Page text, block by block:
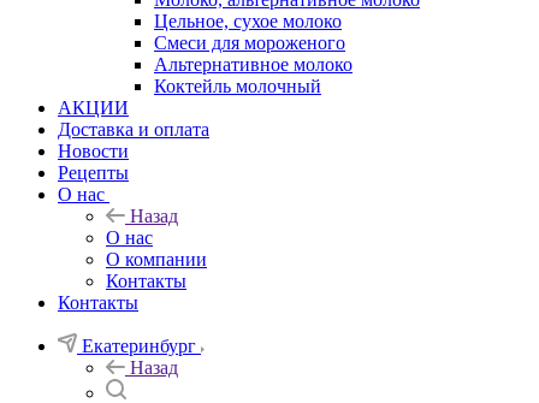
Цельное, сухое молоко
Смеси для мороженого
Альтернативное молоко
Коктейль молочный
АКЦИИ
Доставка и оплата
Новости
Рецепты
О нас
Назад
О нас
О компании
Контакты
Контакты
Екатеринбург
Назад